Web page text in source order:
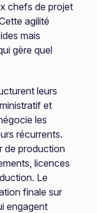
chefs de projet
agilité
mais
gère quel
leurs
et
les
récurrents.
de production
licences
Le
finale sur
engagent